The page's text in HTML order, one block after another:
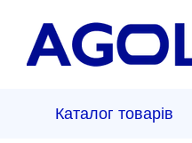
Каталог товарів